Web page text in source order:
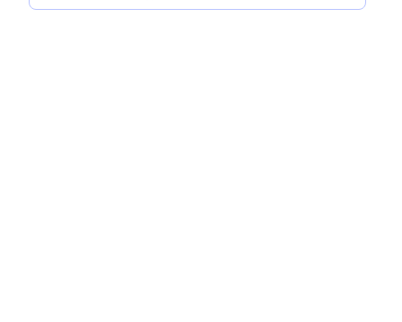
Comment fonctionne la